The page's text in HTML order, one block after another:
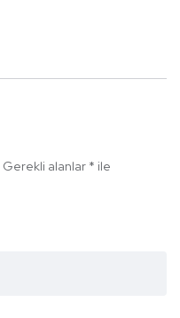
Gerekli alanlar * ile